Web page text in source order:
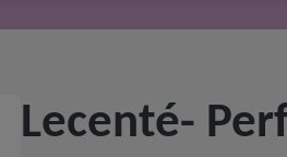
Lecenté-